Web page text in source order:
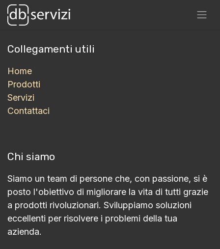
Collegamenti utili
Home
Prodotti
Servizi
Contattaci
Chi siamo
Siamo un team di persone che, con passione, si è
posto l'obiettivo di migliorare la vita di tutti grazie
a prodotti rivoluzionari. Sviluppiamo soluzioni
eccellenti per risolvere i problemi della tua
azienda.